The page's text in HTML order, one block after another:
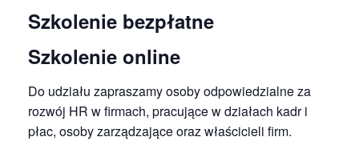
Szkolenie bezpłatne
Szkolenie online
Do udziału zapraszamy osoby odpowiedzialne za
rozwój HR w firmach, pracujące w działach kadr i
płac, osoby zarządzające oraz właścicieli firm.